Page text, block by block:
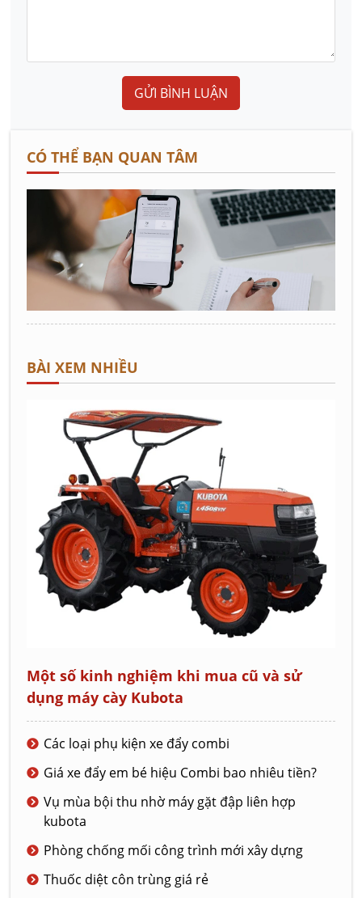
GỬI BÌNH LUẬN
CÓ THỂ BẠN QUAN TÂM
BÀI XEM NHIỀU
Một số kinh nghiệm khi mua cũ và sử
dụng máy cày Kubota
Các loại phụ kiện xe đẩy combi
Giá xe đẩy em bé hiệu Combi bao nhiêu tiền?
Vụ mùa bội thu nhờ máy gặt đập liên hợp
kubota
Phòng chống mối công trình mới xây dựng
Thuốc diệt côn trùng giá rẻ